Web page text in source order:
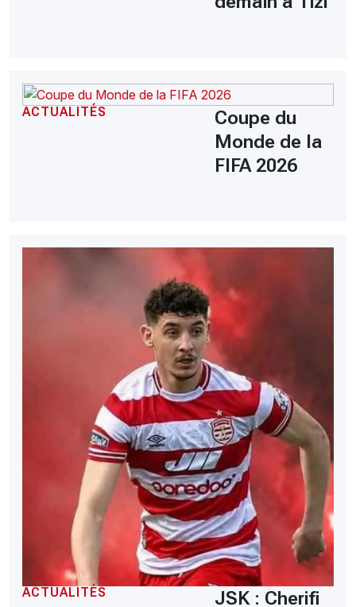
ACTUALITÉS
Coupe du
Monde de la
FIFA 2026
ACTUALITÉS
JSK : Cherifi